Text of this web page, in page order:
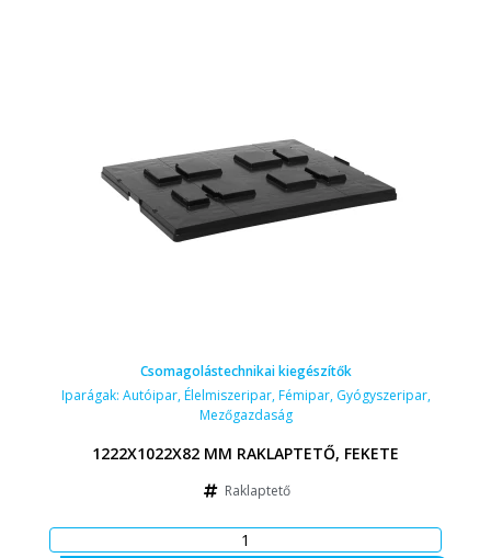
Csomagolástechnikai kiegészítők
Iparágak: Autóipar,Élelmiszeripar,Fémipar, Gyógyszeripar,
Mezőgazdaság
1222X1022X82 MM RAKLAPTETŐ, FEKETE
Raklaptető